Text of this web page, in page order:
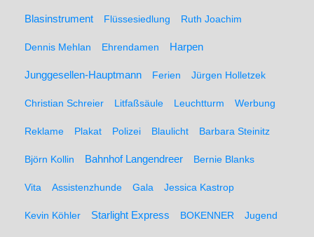
Blasinstrument Flüssesiedlung Ruth Joachim
Dennis Mehlan Ehrendamen Harpen
Junggesellen-Hauptmann Ferien Jürgen Holletzek
Christian Schreier Litfaßsäule Leuchtturm Werbung
Reklame Plakat Polizei Blaulicht Barbara Steinitz
Björn Kollin Bahnhof Langendreer Bernie Blanks
Vita Assistenzhunde Gala Jessica Kastrop
Kevin Köhler Starlight Express BOKENNER Jugend